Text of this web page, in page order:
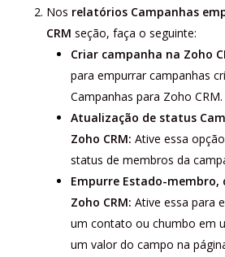
Nos relatórios Campanhas
CRM seção, faça o seguinte:
Criar campanha na Zoho
para empurrar campanhas
Campanhas para Zoho CRM.
Atualização de status
Zoho CRM: Ative essa
status de membros da
Empurre Estado-membro,
Zoho CRM: Ative essa para
um contato ou chumbo em
um valor do campo na